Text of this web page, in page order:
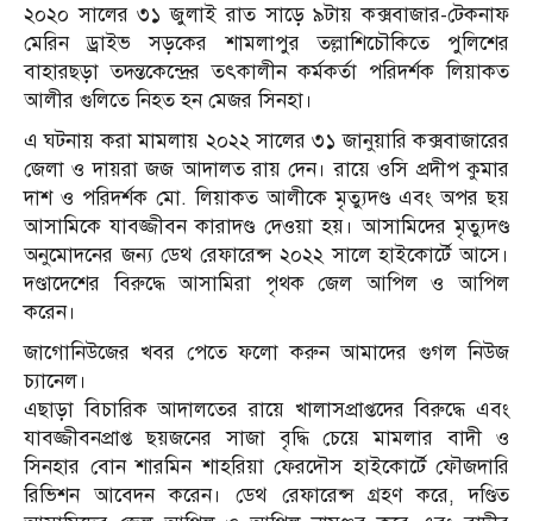
২০২০ সালের ৩১ জুলাই রাত সাড়ে ৯টায় কক্সবাজার-টেকনাফ
মেরিন ড্রাইভ সড়কের শামলাপুর তল্লাশিচৌকিতে পুলিশের
বাহারছড়া তদন্তকেন্দ্রের তৎকালীন কর্মকর্তা পরিদর্শক লিয়াকত
আলীর গুলিতে নিহত হন মেজর সিনহা।
এ ঘটনায় করা মামলায় ২০২২ সালের ৩১ জানুয়ারি কক্সবাজারের
জেলা ও দায়রা জজ আদালত রায় দেন। রায়ে ওসি প্রদীপ কুমার
দাশ ও পরিদর্শক মো. লিয়াকত আলীকে মৃত্যুদণ্ড এবং অপর ছয়
আসামিকে যাবজ্জীবন কারাদণ্ড দেওয়া হয়। আসামিদের মৃত্যুদণ্ড
অনুমোদনের জন্য ডেথ রেফারেন্স ২০২২ সালে হাইকোর্টে আসে।
দণ্ডাদেশের বিরুদ্ধে আসামিরা পৃথক জেল আপিল ও আপিল
করেন।
জাগোনিউজের খবর পেতে ফলো করুন আমাদের গুগল নিউজ
চ্যানেল।
এছাড়া বিচারিক আদালতের রায়ে খালাসপ্রাপ্তদের বিরুদ্ধে এবং
যাবজ্জীবনপ্রাপ্ত ছয়জনের সাজা বৃদ্ধি চেয়ে মামলার বাদী ও
সিনহার বোন শারমিন শাহরিয়া ফেরদৌস হাইকোর্টে ফৌজদারি
রিভিশন আবেদন করেন। ডেথ রেফারেন্স গ্রহণ করে, দণ্ডিত